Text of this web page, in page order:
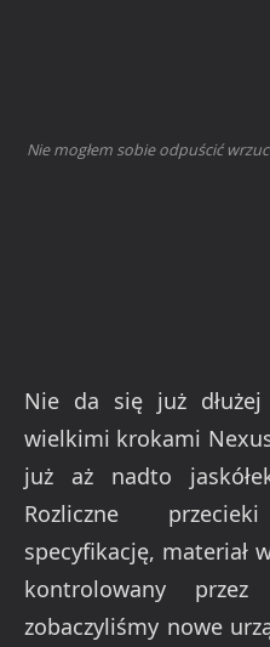
Nie mogłem sobie odpuścić
Nie da się już
wielkimi krokami
już aż nadto
Rozliczne
specyfikację, materiał
kontrolowany
zobaczyliśmy nowe